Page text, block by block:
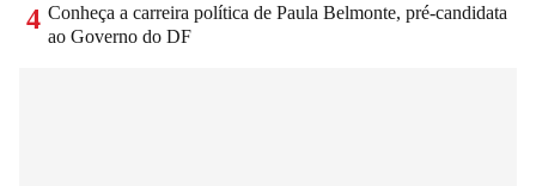
4 Conheça a carreira política de Paula Belmonte, pré-candidata
ao Governo do DF